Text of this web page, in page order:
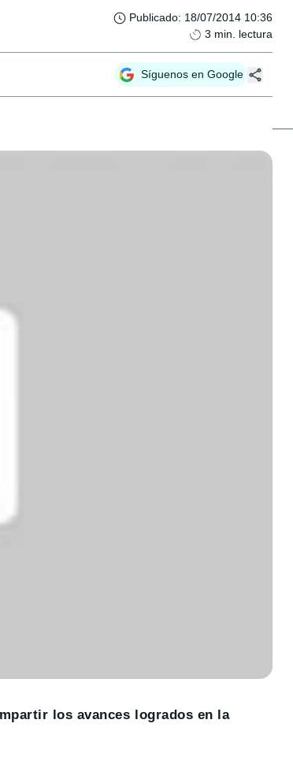
Publicado: 18/07/2014 10:36
3 min. lectura
Síguenos en Google
los avances logrados en la